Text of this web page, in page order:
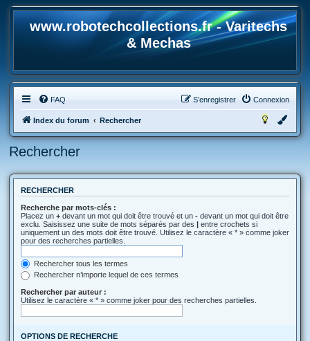
www.robotechcollections.fr - Varitechs
& Mechas
FAQ Connexion
S’enregistrer
Index du forum Rechercher
Rechercher
RECHERCHER
Recherche par mots-clés :
Placez un + devant un mot qui doit être trouvé et un - devant un mot qui doit être
exclu. Saisissez une suite de mots séparés par des | entre crochets si
uniquement un des mots doit être trouvé. Utilisez le caractère « * » comme joker
pour des recherches partielles.
Rechercher tous les termes
Rechercher n’importe lequel de ces termes
Rechercher par auteur :
Utilisez le caractère « * » comme joker pour des recherches partielles.
OPTIONS DE RECHERCHE